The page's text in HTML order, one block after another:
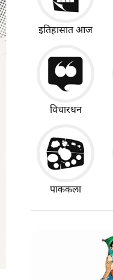
इतिहासात आज
विचारधन
पाककला